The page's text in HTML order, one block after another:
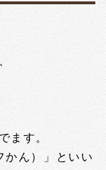
ます。
かん）」といい